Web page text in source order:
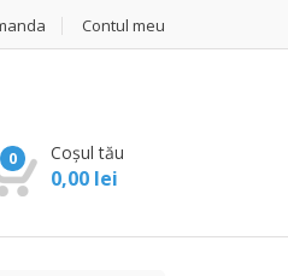
Contul meu
0 Coșul tău
0,00 lei